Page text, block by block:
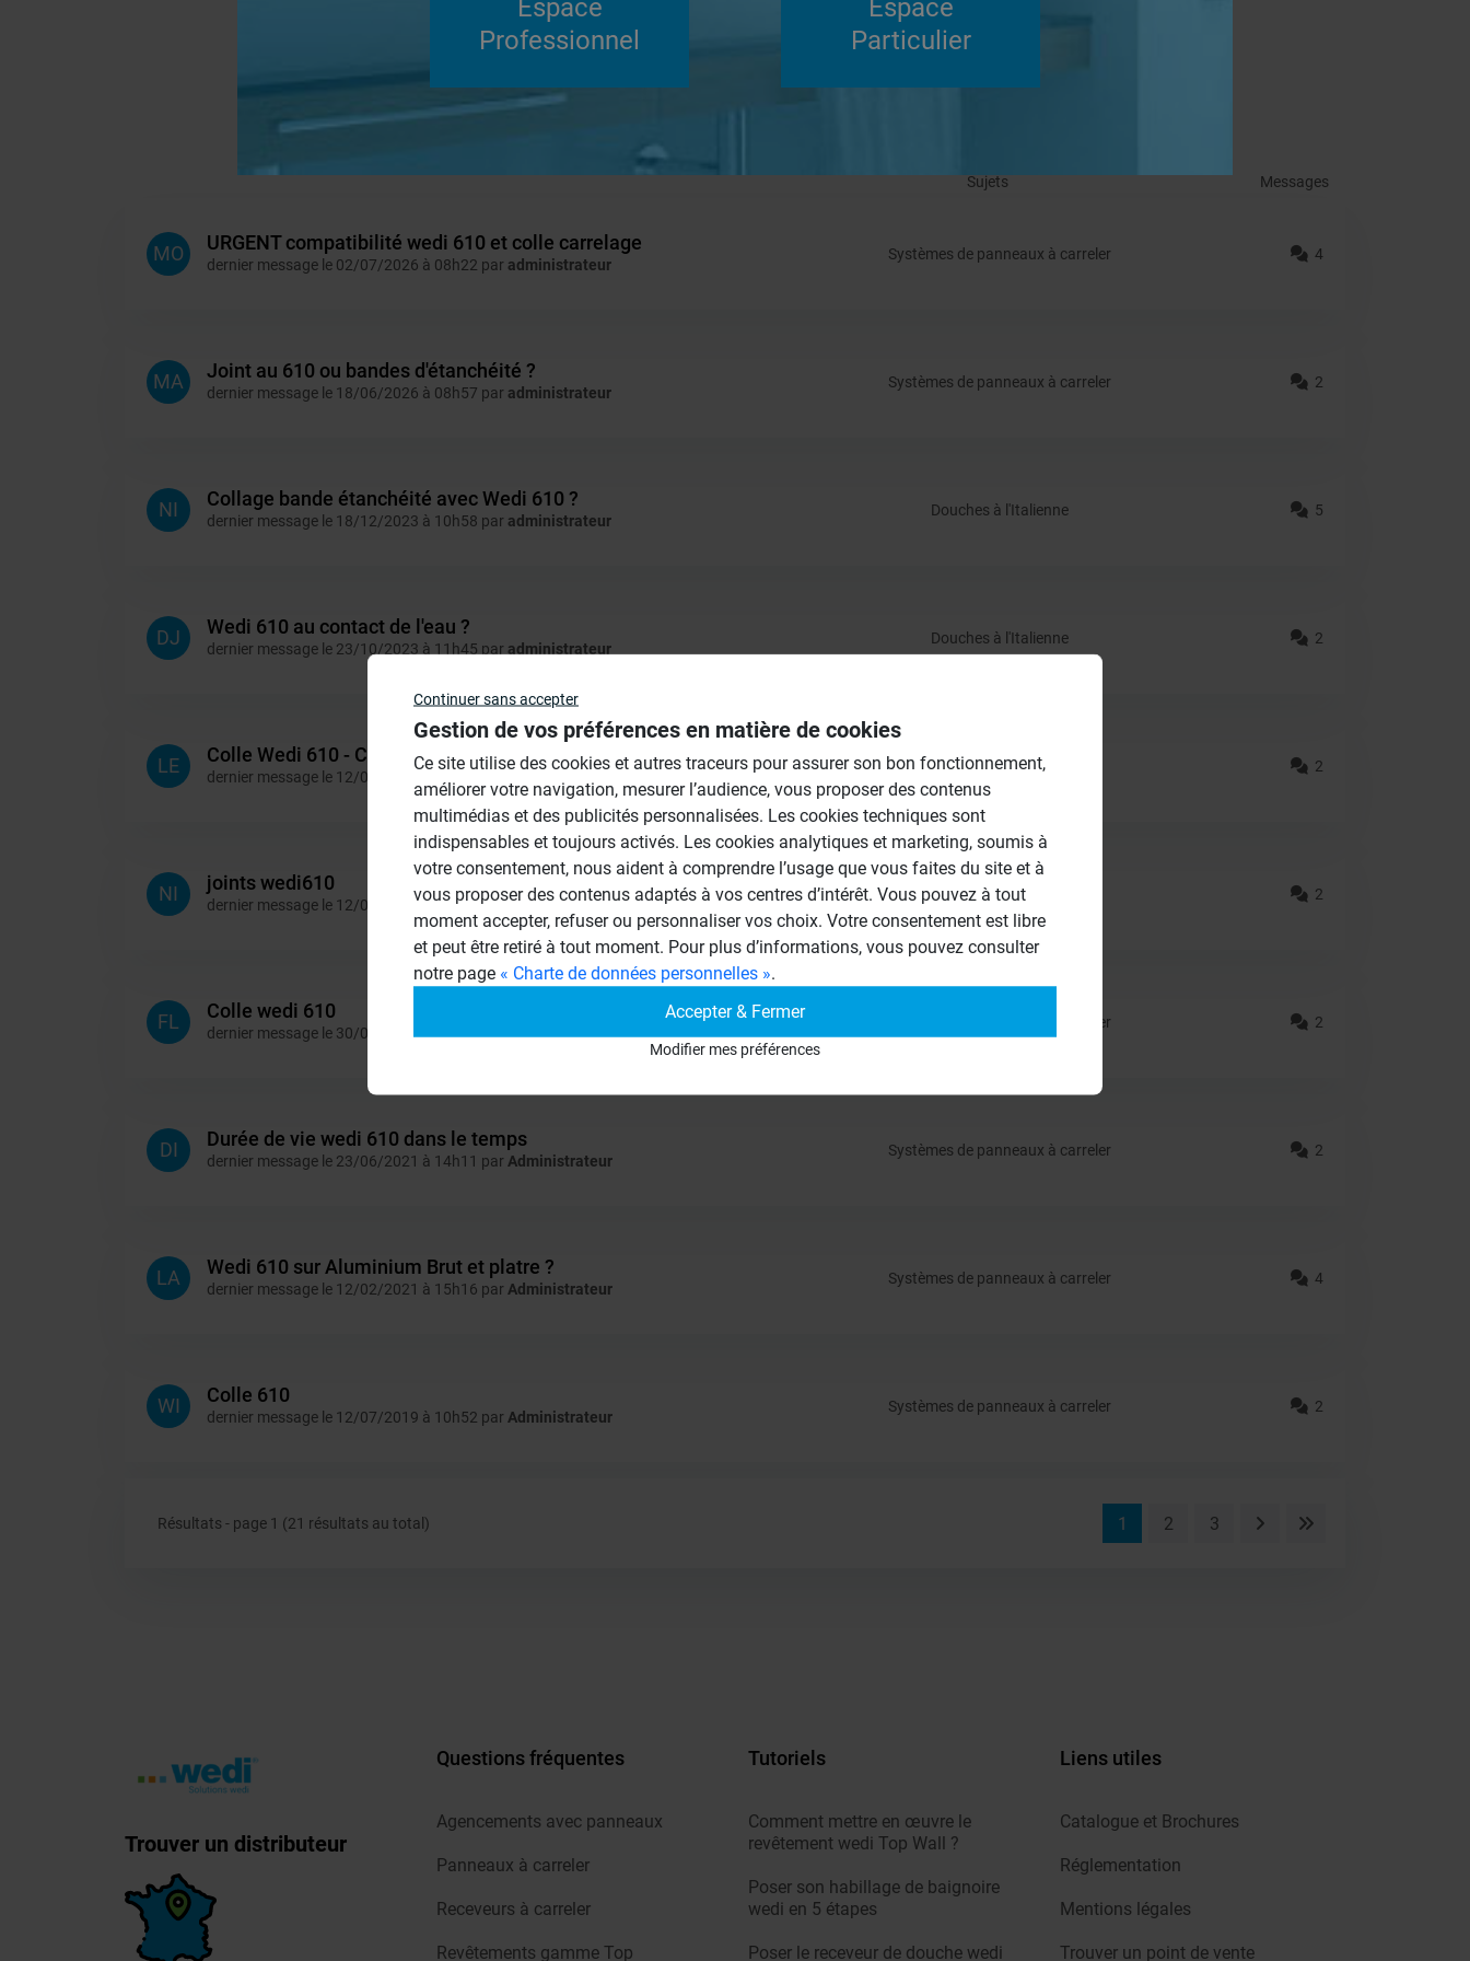
Résultats Forum
610
Sujets Messages
MO URGENT compatibilité wedi 610 et colle carrelage
dernier message le 02/07/2026 à 08h22 par administrateur
Systèmes de panneaux à carreler 4
MA Joint au 610 ou bandes d'étanchéité ?
dernier message le 18/06/2026 à 08h57 par administrateur
Systèmes de panneaux à carreler 2
NI Collage bande étanchéité avec Wedi 610 ?
dernier message le 18/12/2023 à 10h58 par administrateur
Douches à l'Italienne 5
DJ Wedi 610 au contact de l'eau ?
dernier message le 23/10/2023 à 11h45 par administrateur
Douches à l'Italienne 2
LE Colle Wedi 610 - Compatibilité et Immersion
dernier message le 12/07/2022 à 16h24 par
Autres 2
NI joints wedi610
dernier message le 12/01/2022 à 16h53 parAdministrateur
Douches à l'Italienne 2
FL Colle wedi 610
dernier message le 30/07/2021 à 09h04 parAdministrateur
Systèmes de panneaux à carreler 2
DI Durée de vie wedi 610 dans le temps
dernier message le 23/06/2021 à 14h11 par Administrateur
Systèmes de panneaux à carreler 2
LA Wedi 610 sur Aluminium Brut et platre ?
dernier message le 12/02/2021 à 15h16 par Administrateur
Systèmes de panneaux à carreler 4
WI Colle 610
dernier message le 12/07/2019 à 10h52 par Administrateur
Systèmes de panneaux à carreler 2
Résultats - page 1 (21 résultats au total) 1 2 3
Trouver un distributeur
Questions fréquentes
Agencements avec panneaux
Panneaux à carreler
Receveurs à carreler
Revêtements gamme Top
Tutoriels
Comment mettre en œuvre le
revêtement wedi Top Wall ?
Poser son habillage de baignoire
wedi en 5 étapes
Poser le receveur de douche wedi
Liens utiles
Catalogue et Brochures
Réglementation
Mentions légales
Trouver un point de vente
Continuer sans accepter
Gestion de vos préférences en matière de cookies
Ce site utilise des cookies et autres traceurs pour assurer son bon fonctionnement,
améliorer votre navigation, mesurer l’audience, vous proposer des contenus
multimédias et des publicités personnalisées. Les cookies techniques sont
indispensables et toujours activés. Les cookies analytiques et marketing, soumis à
votre consentement, nous aident à comprendre l’usage que vous faites du site et à
vous proposer des contenus adaptés à vos centres d’intérêt. Vous pouvez à tout
moment accepter, refuser ou personnaliser vos choix. Votre consentement est libre
et peut être retiré à tout moment. Pour plus d’informations, vous pouvez consulter
notre page « Charte de données personnelles ».
Accepter & Fermer
Modifier mes préférences
Espace
Professionnel
Espace
Particulier